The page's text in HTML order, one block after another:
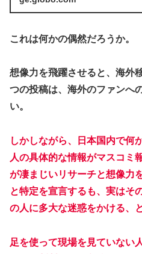
これは何かの偶然だろうか。
想像力を飛躍させると、海外
つの投稿は、海外のファンへ
い。
しかしながら、日本国内で何
人の具体的な情報がマスコミ
が凄まじいリサーチと想像力
と特定を宣言するも、実はそ
の人に多大な迷惑をかける、
足を使って現場を見ていない